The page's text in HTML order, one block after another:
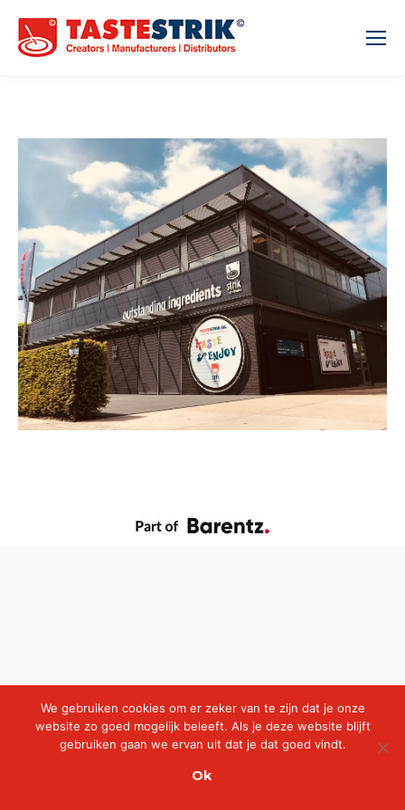
We gebruiken cookies om er zeker van te zijn dat je onze
website zo goed mogelijk beleeft. Als je deze website blijft
gebruiken gaan we ervan uit dat je dat goed vindt.
Ok